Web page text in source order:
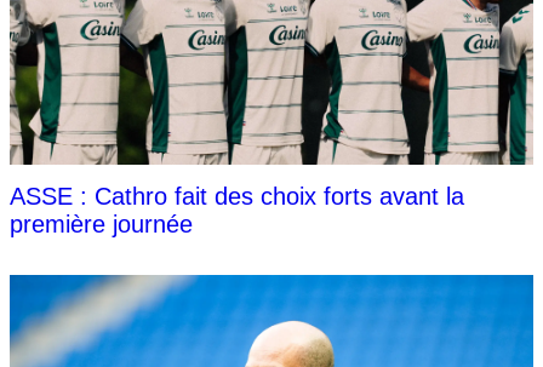
ASSE : Cathro fait des choix forts avant la
première journée